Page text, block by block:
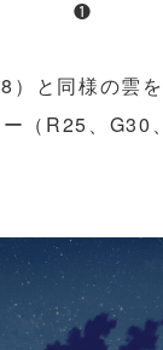
❶
）と同様の雲
（R25、G30